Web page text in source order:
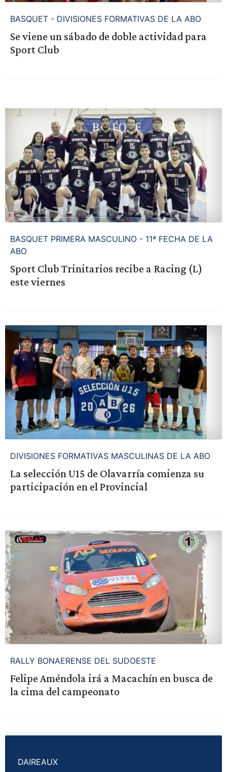
BASQUET - DIVISIONES FORMATIVAS DE LA ABO
Se viene un sábado de doble actividad para
Sport Club
BASQUET PRIMERA MASCULINO - 11ª FECHA DE LA
ABO
Sport Club Trinitarios recibe a Racing (L)
este viernes
DIVISIONES FORMATIVAS MASCULINAS DE LA ABO
La selección U15 de Olavarría comienza su
participación en el Provincial
RALLY BONAERENSE DEL SUDOESTE
Felipe Améndola irá a Macachín en busca de
la cima del campeonato
DAIREAUX